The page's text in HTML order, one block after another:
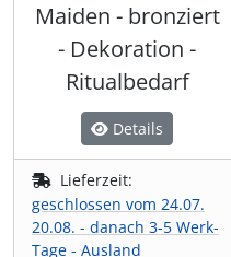
Maiden - bronziert
- Dekoration -
Ritualbedarf
Details
Lieferzeit:
geschlossen vom 24.07.
20.08. - danach 3-5 Werk-
Tage - Ausland